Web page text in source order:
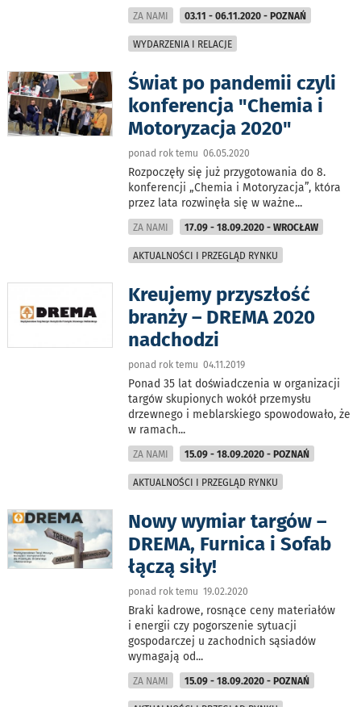
ZA NAMI 03.11 - 06.11.2020 - POZNAŃ
WYDARZENIA I RELACJE
Świat po pandemii czyli
konferencja "Chemia i
Motoryzacja 2020"
ponad rok temu 06.05.2020
Rozpoczęły się już przygotowania do 8.
konferencji „Chemia i Motoryzacja”, która
przez lata rozwinęła się w ważne...
ZA NAMI 17.09 - 18.09.2020 - WROCŁAW
AKTUALNOŚCI I PRZEGLĄD RYNKU
Kreujemy przyszłość
branży – DREMA 2020
nadchodzi
ponad rok temu 04.11.2019
Ponad 35 lat doświadczenia w organizacji
targów skupionych wokół przemysłu
drzewnego i meblarskiego spowodowało, że
w ramach...
ZA NAMI 15.09 - 18.09.2020 - POZNAŃ
AKTUALNOŚCI I PRZEGLĄD RYNKU
Nowy wymiar targów –
DREMA, Furnica i Sofab
łączą siły!
ponad rok temu 19.02.2020
Braki kadrowe, rosnące ceny materiałów
i energii czy pogorszenie sytuacji
gospodarczej u zachodnich sąsiadów
wymagają od...
ZA NAMI 15.09 - 18.09.2020 - POZNAŃ